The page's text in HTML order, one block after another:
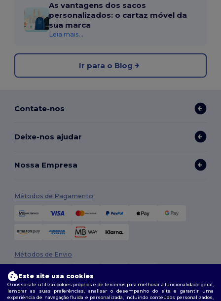
As vantagens dos sacos
personalizados: o cartaz móvel da
sua marca
Leia mais...
Ir para o Blog
Contate-nos
Deixe-nos ajudar
Nossa Empresa
Métodos de Pagamento
Métodos de Envio
Este site usa cookies
O nosso site utiliza cookies próprios e de terceiros para melhorar a funcionalidade geral,
lembrar as suas preferências, analisar o desempenho do site e garantir uma
experiência de navegação fluida e personalizada, incluindo conteúdos personalizados,